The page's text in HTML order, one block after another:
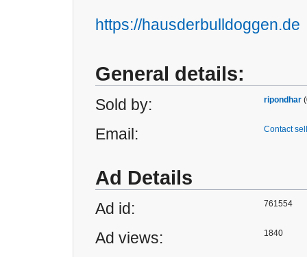
https://hausderbulldoggen.de
General details:
Sold by: ripondhar
Email: Contact
Ad Details
Ad id: 761554
Ad views: 1840